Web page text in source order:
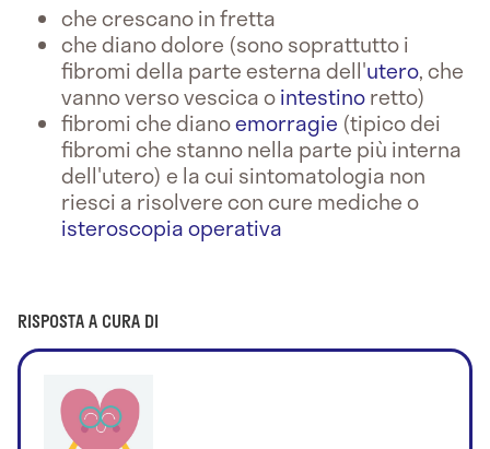
che crescano in fretta
che diano dolore (sono soprattutto i
fibromi della parte esterna dell'utero, che
vanno verso vescica ointestinoretto)
fibromi che dianoemorragie (tipico dei
fibromi che stanno nella parte più interna
dell'utero) e la cui sintomatologia non
riesci a risolvere con cure mediche o
isteroscopia operativa
RISPOSTA A CURA DI